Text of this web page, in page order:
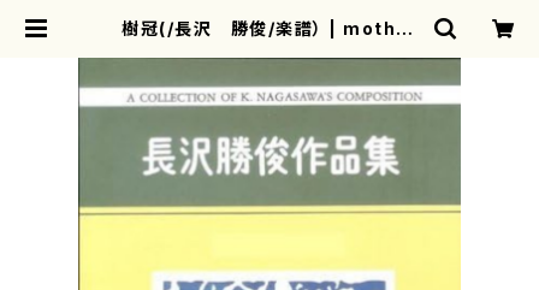
樹冠(/長沢 勝俊/楽譜） | mother